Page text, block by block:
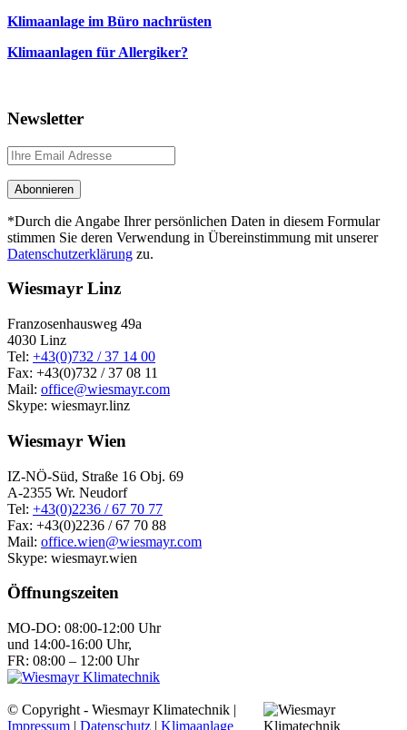
Klimaanlage im Büro nachrüsten
Klimaanlagen für Allergiker?
Newsletter
*Durch die Angabe Ihrer persönlichen Daten in diesem Formular
stimmen Sie deren Verwendung in Übereinstimmung mit unserer
Datenschutzerklärung zu.
Wiesmayr Linz
Franzosenhausweg 49a
4030 Linz
Tel: +43(0)732 / 37 14 00
Fax: +43(0)732 / 37 08 11
Mail: office@wiesmayr.com
Skype: wiesmayr.linz
Wiesmayr Wien
IZ-NÖ-Süd, Straße 16 Obj. 69
A-2355 Wr. Neudorf
Tel: +43(0)2236 / 67 70 77
Fax: +43(0)2236 / 67 70 88
Mail: office.wien@wiesmayr.com
Skype: wiesmayr.wien
Öffnungszeiten
MO-DO: 08:00-12:00 Uhr
und 14:00-16:00 Uhr,
FR: 08:00 – 12:00 Uhr
© Copyright - Wiesmayr Klimatechnik |
Impressum | Datenschutz | Klimaanlage